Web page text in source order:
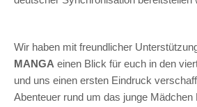
Wir haben mit freundlicher
MANGA einen Blick für euch in den
und uns einen ersten Eindruck
Abenteuer rund um das junge